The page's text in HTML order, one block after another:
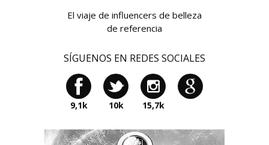
El viaje de influencers de belleza
de referencia
SÍGUENOS EN REDES SOCIALES
9,1k 10k 15,7k